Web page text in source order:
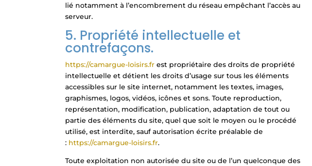
lié notamment à l’encombrement du réseau empêchant l’accès au
serveur.
5. Propriété intellectuelle et
contrefaçons.
https://camargue-loisirs.fr est propriétaire des droits de propriété
intellectuelle et détient les droits d’usage sur tous les éléments
accessibles sur le site internet, notamment les textes, images,
graphismes, logos, vidéos, icônes et sons. Toute reproduction,
représentation, modification, publication, adaptation de tout ou
partie des éléments du site, quel que soit le moyen ou le procédé
utilisé, est interdite, sauf autorisation écrite préalable de
: https://camargue-loisirs.fr.
Toute exploitation non autorisée du site ou de l’un quelconque des